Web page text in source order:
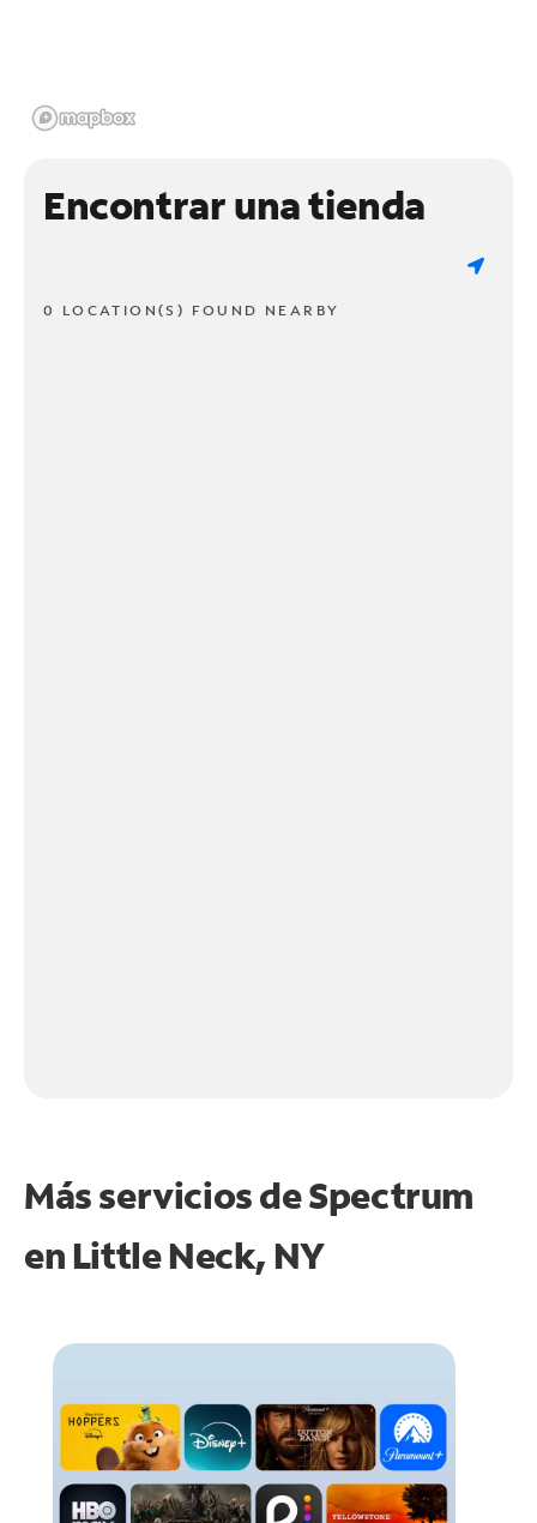
Encontrar una tienda
0 LOCATION(S) FOUND NEARBY
Más servicios de Spectrum
en Little Neck, NY